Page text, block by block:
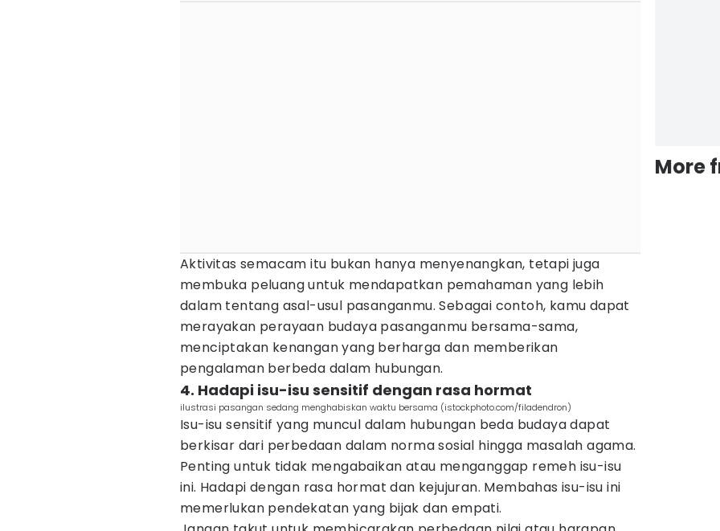
Aktivitas semacam itu bukan hanya menyenangkan, tetapi juga
membuka peluang untuk mendapatkan pemahaman yang lebih
dalam tentang asal-usul pasanganmu. Sebagai contoh, kamu dapat
merayakan perayaan budaya pasanganmu bersama-sama,
menciptakan kenangan yang berharga dan memberikan
pengalaman berbeda dalam hubungan.
4. Hadapi isu-isu sensitif dengan rasa hormat
ilustrasi pasangan sedang menghabiskan waktu bersama (istockphoto.com/filadendron)
Isu-isu sensitif yang muncul dalam hubungan beda budaya dapat
berkisar dari perbedaan dalam norma sosial hingga masalah agama.
Penting untuk tidak mengabaikan atau menganggap remeh isu-isu
ini. Hadapi dengan rasa hormat dan kejujuran. Membahas isu-isu ini
memerlukan pendekatan yang bijak dan empati.
More